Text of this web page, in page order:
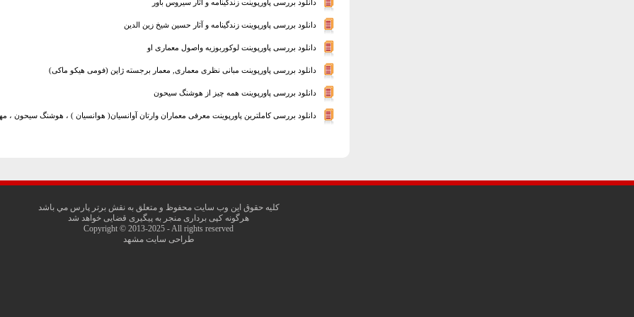
دانلود بررسی پاورپوینت زندگینامه و آثار سیروس باور
دانلود بررسی پاورپوینت زندگینامه و آثار حسین شیخ زین الدین
دانلود بررسی پاورپوینت لوکوربوزیه واصول معماری او
دانلود بررسی پاورپوینت مبانی نظری معماری, معمار برجسته ژاپن (فومی هیکو ماکی)
دانلود بررسی پاورپوینت همه چیز از هوشنگ سیحون
دانلود بررسی کاملترین پاورپوینت معرفی معماران وارتان آوانسیان( هوانسیان ) ، هوشنگ سیحون ،
کليه حقوق اين وب سايت محفوظ و متعلق به نقش برتر پارس مي باشد
هرگونه کپی برداری منجر به پیگیری قضایی خواهد شد
Copyright © 2013-2025 - All rights reserved
طراحی سایت مشهد